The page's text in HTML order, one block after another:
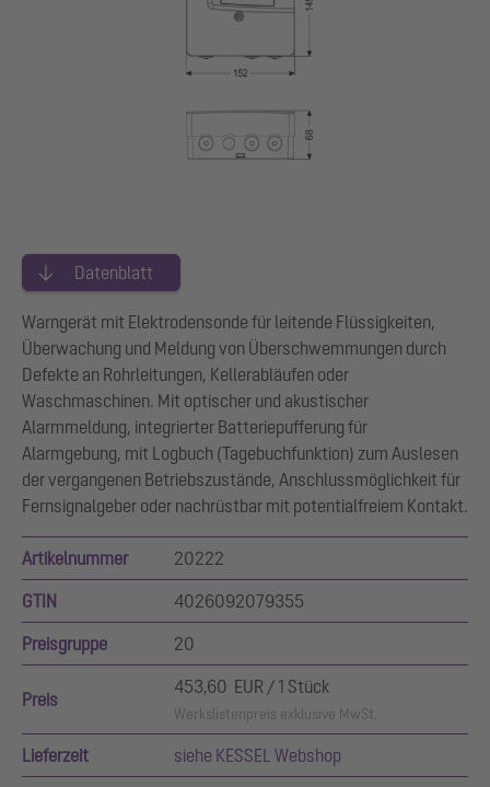
Datenblatt
Warngerät mit Elektrodensonde für leitende Flüssigkeiten,
Überwachung und Meldung von Überschwemmungen durch
Defekte an Rohrleitungen, Kellerabläufen oder
Waschmaschinen. Mit optischer und akustischer
Alarmmeldung, integrierter Batteriepufferung für
Alarmgebung, mit Logbuch (Tagebuchfunktion) zum Auslesen
der vergangenen Betriebszustände, Anschlussmöglichkeit für
Fernsignalgeber oder nachrüstbar mit potentialfreiem Kontakt.
Artikelnummer 20222
GTIN 4026092079355
Preisgruppe 20
Preis
453,60 EUR / 1 Stück
Werkslistenpreis exklusive MwSt.
Lieferzeit siehe KESSEL Webshop